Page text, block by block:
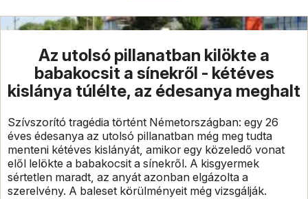
Az utolsó pillanatban kilökte a
babakocsit a sínekről - kétéves
kislánya túlélte, az édesanya meghalt
Szívszorító tragédia történt Németországban: egy 26
éves édesanya az utolsó pillanatban még meg tudta
menteni kétéves kislányát, amikor egy közeledő vonat
elől lelökte a babakocsit a sínekről. A kisgyermek
sértetlen maradt, az anyát azonban elgázolta a
szerelvény. A baleset körülményeit még vizsgálják.